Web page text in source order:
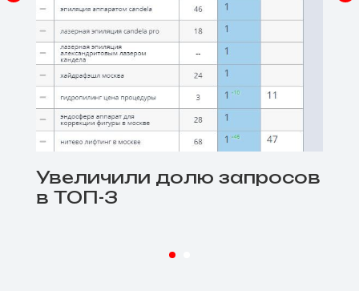
Увеличили долю запросов
в ТОП-3